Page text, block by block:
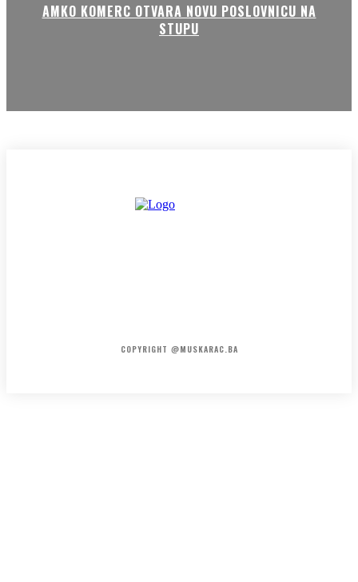
AMKO KOMERC OTVARA NOVU POSLOVNICU NA
STUPU
COPYRIGHT @MUSKARAC.BA